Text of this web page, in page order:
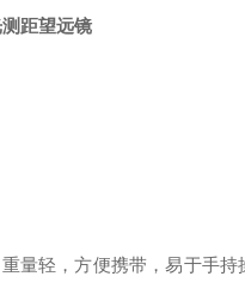
距望远镜
量轻，方便携带，易于手